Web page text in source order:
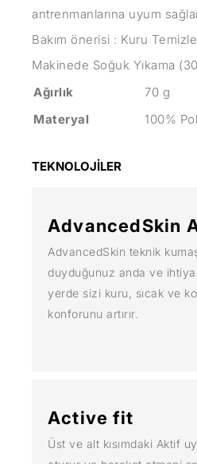
antrenmanlarına uyum
Bakım önerisi : Kuru
Makinede Soğuk Yıkama
Ağırlık
70 g
Materyal
100%
TEKNOLOJİLER
AdvancedSkin
AdvancedSkin teknik
duyduğunuz anda ve
yerde sizi kuru, sıcak ve
konforunu artırır.
Active fit
Üst ve alt kısımdaki Aktif